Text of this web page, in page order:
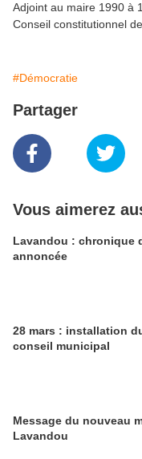
Adjoint au maire 1990 à
Conseil constitutionnel
#Démocratie
Partager
Vous aimerez
Lavandou : chronique
annoncée
28 mars : installation
conseil municipal
Message du nouveau
Lavandou